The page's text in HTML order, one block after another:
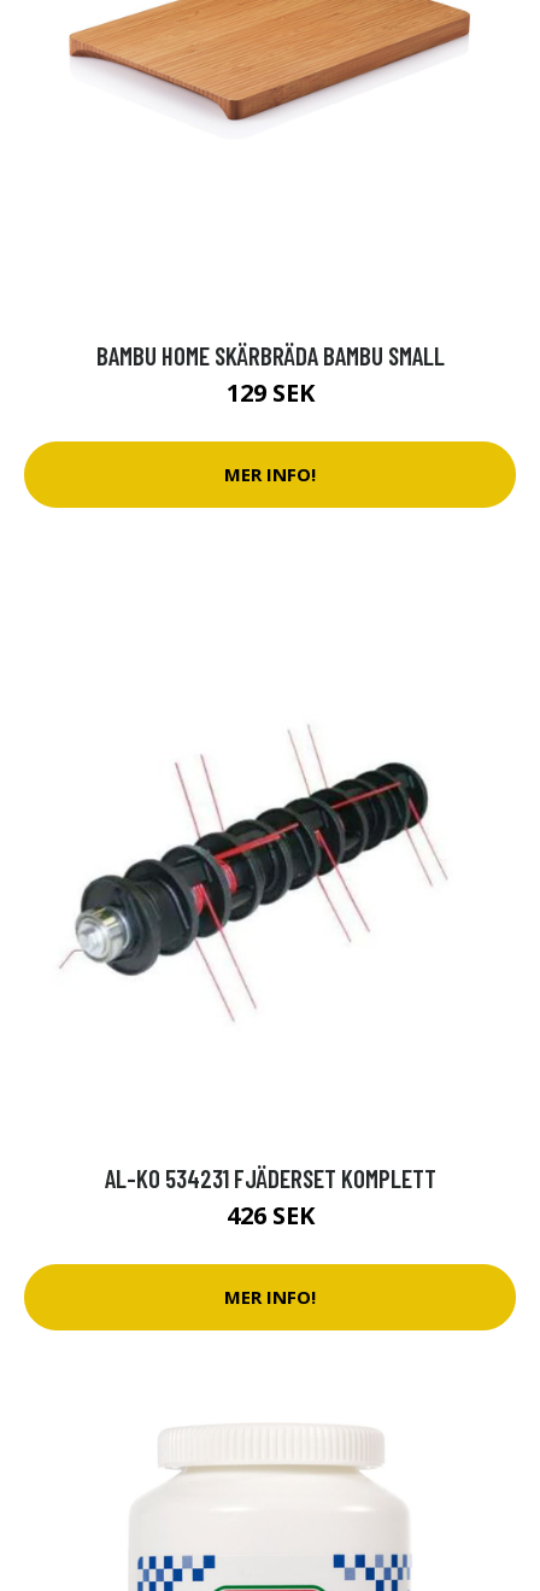
BAMBU HOME SKÄRBRÄDA BAMBU SMALL
129 SEK
MER INFO!
AL-KO 534231 FJÄDERSET KOMPLETT
426 SEK
MER INFO!